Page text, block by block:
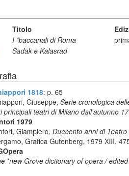
Titolo
I *baccanali di Roma
Sadak e Kalasrad
1818: p. 65
Giuseppe, Serie cronologica
principali teatri di Milano dall'autunno
1979
Giampiero, Duecento anni di
Grafica Gutenberg, 1979 XIII,
*new Grove dictionary of opera /